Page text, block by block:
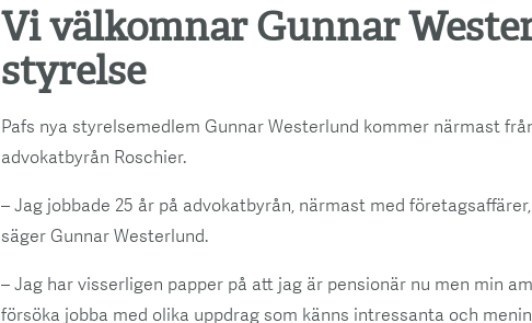
Vi välkomnar Gunnar
styrelse
Pafs nya styrelsemedlem Gunnar Westerlund kommer närmast
advokatbyrån Roschier.
– Jag jobbade 25 år på advokatbyrån, närmast med
säger Gunnar Westerlund.
– Jag har visserligen papper på att jag är pensionär nu men min
försöka jobba med olika uppdrag som känns intressanta och